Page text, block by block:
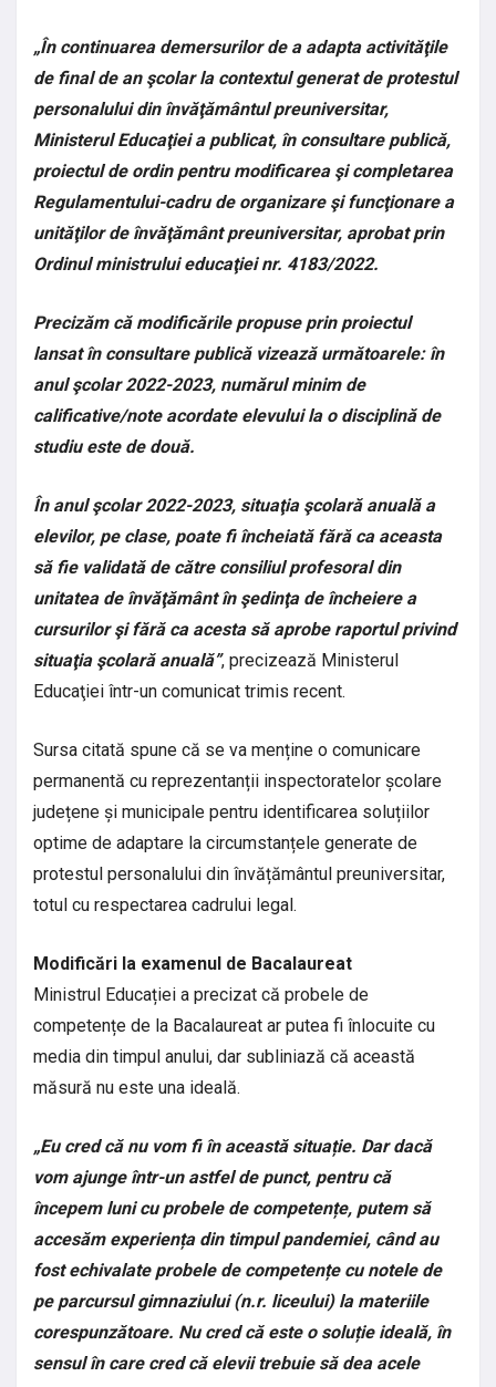
„În continuarea demersurilor de a adapta activităţile
de final de an şcolar la contextul generat de protestul
personalului din învăţământul preuniversitar,
Ministerul Educaţiei a publicat, în consultare publică,
proiectul de ordin pentru modificarea şi completarea
Regulamentului-cadru de organizare şi funcţionare a
unităţilor de învăţământ preuniversitar, aprobat prin
Ordinul ministrului educaţiei nr. 4183/2022.
Precizăm că modificările propuse prin proiectul
lansat în consultare publică vizează următoarele: în
anul şcolar 2022-2023, numărul minim de
calificative/note acordate elevului la o disciplină de
studiu este de două.
În anul şcolar 2022-2023, situaţia şcolară anuală a
elevilor, pe clase, poate fi încheiată fără ca aceasta
să fie validată de către consiliul profesoral din
unitatea de învăţământ în şedinţa de încheiere a
cursurilor şi fără ca acesta să aprobe raportul privind
situaţia şcolară anuală”, precizează Ministerul
Educaţiei într-un comunicat trimis recent.
Sursa citată spune că se va menține o comunicare
permanentă cu reprezentanții inspectoratelor școlare
județene și municipale pentru identificarea soluțiilor
optime de adaptare la circumstanțele generate de
protestul personalului din învățământul preuniversitar,
totul cu respectarea cadrului legal.
Modificări la examenul de Bacalaureat
Ministrul Educației a precizat că probele de
competențe de la Bacalaureat ar putea fi înlocuite cu
media din timpul anului, dar subliniază că această
măsură nu este una ideală.
„Eu cred că nu vom fi în această situație. Dar dacă
vom ajunge într-un astfel de punct, pentru că
începem luni cu probele de competențe, putem să
accesăm experiența din timpul pandemiei, când au
fost echivalate probele de competențe cu notele de
pe parcursul gimnaziului (n.r. liceului) la materiile
corespunzătoare. Nu cred că este o soluție ideală, în
sensul în care cred că elevii trebuie să dea acele